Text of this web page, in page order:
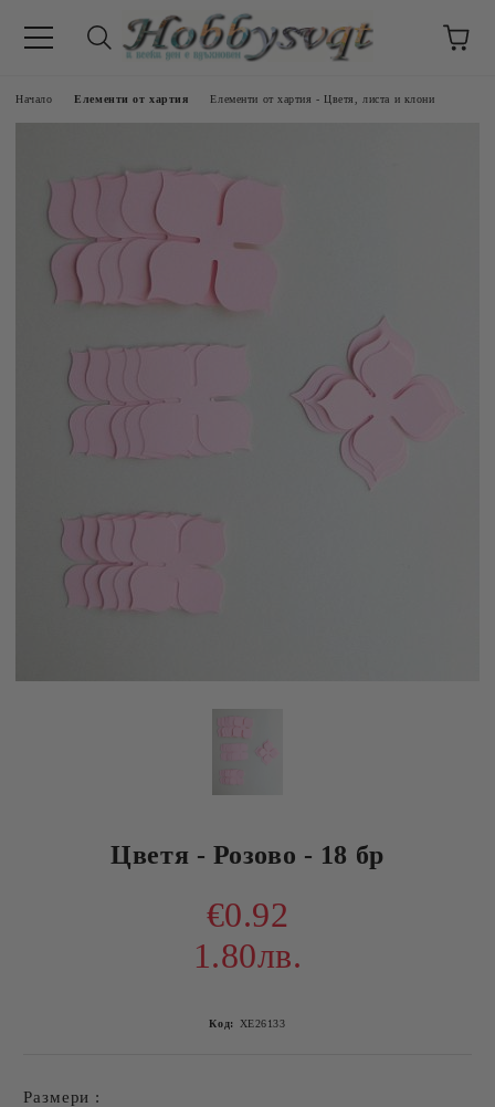
Начало Елементи от хартия Елементи от хартия - Цветя, листа и клони
Цветя - Розово - 18 бр
€0.92
1.80лв.
Код: ХЕ26133
Размери :